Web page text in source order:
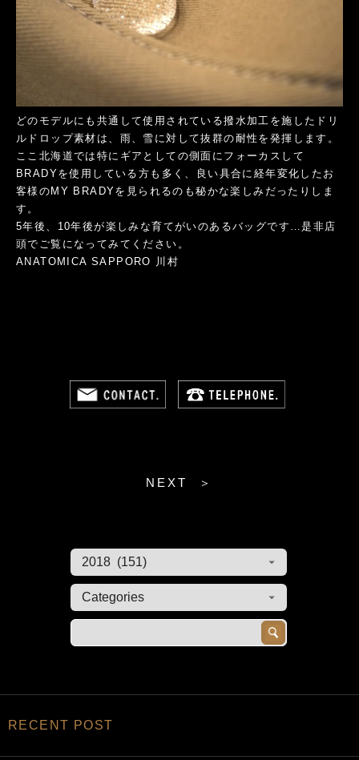
どのモデルにも共通して使用されている撥水加工を施したドリ
ルドロップ素材は、雨、雪に対して抜群の耐性を発揮します。
ここ北海道では特にギアとしての側面にフォーカスして
BRADYを使用している方も多く、良い具合に経年変化したお
客様のMY BRADYを見られるのも秘かな楽しみだったりしま
す。
5年後、10年後が楽しみな育てがいのあるバッグです…是非店
頭でご覧になってみてください。
ANATOMICA SAPPORO 川村
NEXT ＞
RECENT POST